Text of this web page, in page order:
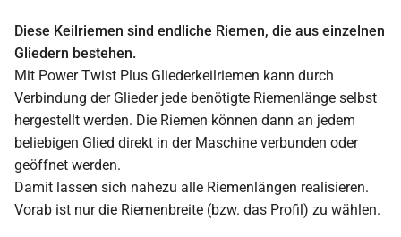
Diese Keilriemen sind endliche Riemen, die aus einzelnen
Gliedern bestehen.
Mit Power Twist Plus Gliederkeilriemen kann durch
Verbindung der Glieder jede benötigte Riemenlänge selbst
hergestellt werden. Die Riemen können dann an jedem
beliebigen Glied direkt in der Maschine verbunden oder
geöffnet werden.
Damit lassen sich nahezu alle Riemenlängen realisieren.
Vorab ist nur die Riemenbreite (bzw. das Profil) zu wählen.